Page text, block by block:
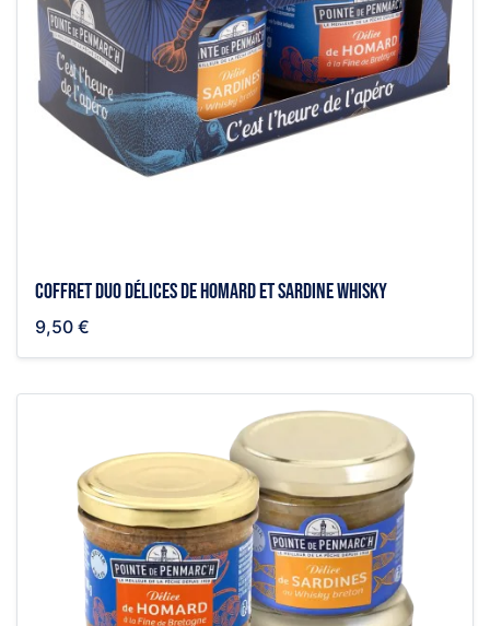
Coffret duo délices de homard et sardine whisky
9,50 €